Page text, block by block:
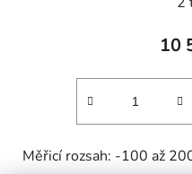
10
Měřicí rozsah: -100 až